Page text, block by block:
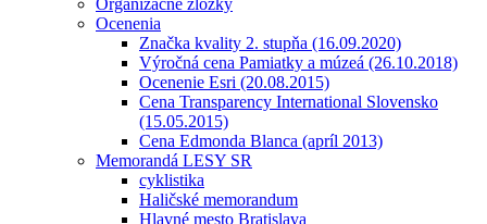
Ocenenia
Značka kvality 2. stupňa (16.09.2020)
Výročná cena Pamiatky a múzeá (26.10.2018)
Ocenenie Esri (20.08.2015)
Cena Transparency International Slovensko
(15.05.2015)
Cena Edmonda Blanca (apríl 2013)
Memorandá LESY SR
cyklistika
Haličské memorandum
Hlavné mesto Bratislava